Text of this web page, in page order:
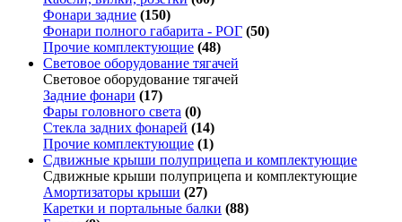
Фонари задние (150)
Фонари полного габарита - РОГ (50)
Прочие комплектующие (48)
Световое оборудование тягачей
Световое оборудование тягачей
Задние фонари (17)
Фары головного света (0)
Стекла задних фонарей (14)
Прочие комплектующие (1)
Сдвижные крыши полуприцепа и комплектующие
Сдвижные крыши полуприцепа и комплектующие
Амортизаторы крыши (27)
Каретки и портальные балки (88)